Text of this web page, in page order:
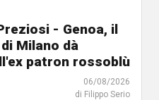
- Genoa, il
Milano dà
patron rossoblù
06/08/2026
di Filippo Serio